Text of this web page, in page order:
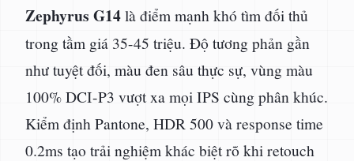
Zephyrus G14là điểm mạnh khó tìm đối thủ
trong tầm giá 35-45 triệu. Độ tương phản gần
như tuyệt đối, màu đen sâu thực sự, vùng màu
100% DCI-P3 vượt xa mọi IPS cùng phân khúc.
Kiểm định Pantone, HDR 500 và response time
0.2ms tạo trải nghiệm khác biệt rõ khi retouch